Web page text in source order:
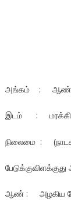
அங்கம் : ஆண்
இடம் :
நிலைமை :
ஆண் : அழகிய